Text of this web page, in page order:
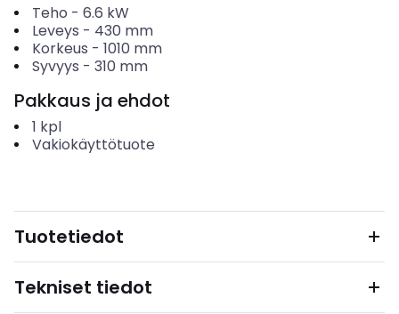
Teho - 6.6 kW
Leveys - 430 mm
Korkeus - 1010 mm
Syvyys - 310 mm
Pakkaus ja ehdot
1 kpl
Vakiokäyttötuote
Tuotetiedot
Tekniset tiedot